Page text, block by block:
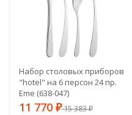
Набор столовых приборов
"hotel" на 6 персон 24 пр.
Eme (638-047)
11 770 ₽15 383₽